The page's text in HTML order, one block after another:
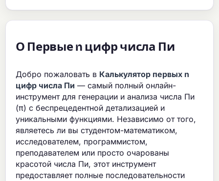
О Первые n цифр числа Пи
Добро пожаловать в Калькулятор первых n
цифр числа Пи — самый полный онлайн-
инструмент для генерации и анализа числа Пи
(π) с беспрецедентной детализацией и
уникальными функциями. Независимо от того,
являетесь ли вы студентом-математиком,
исследователем, программистом,
преподавателем или просто очарованы
красотой числа Пи, этот инструмент
предоставляет полные последовательности